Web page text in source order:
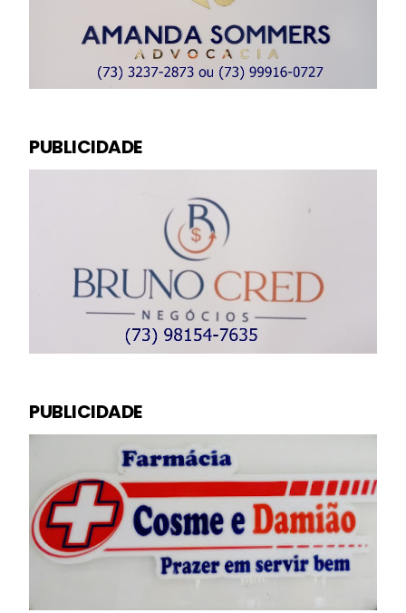
PUBLICIDADE
PUBLICIDADE